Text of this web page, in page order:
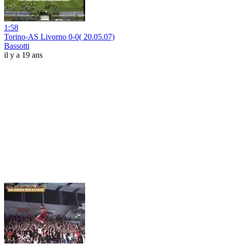
1:58
Torino-AS Livorno 0-0( 20.05.07)
Bassotti
il y a 19 ans